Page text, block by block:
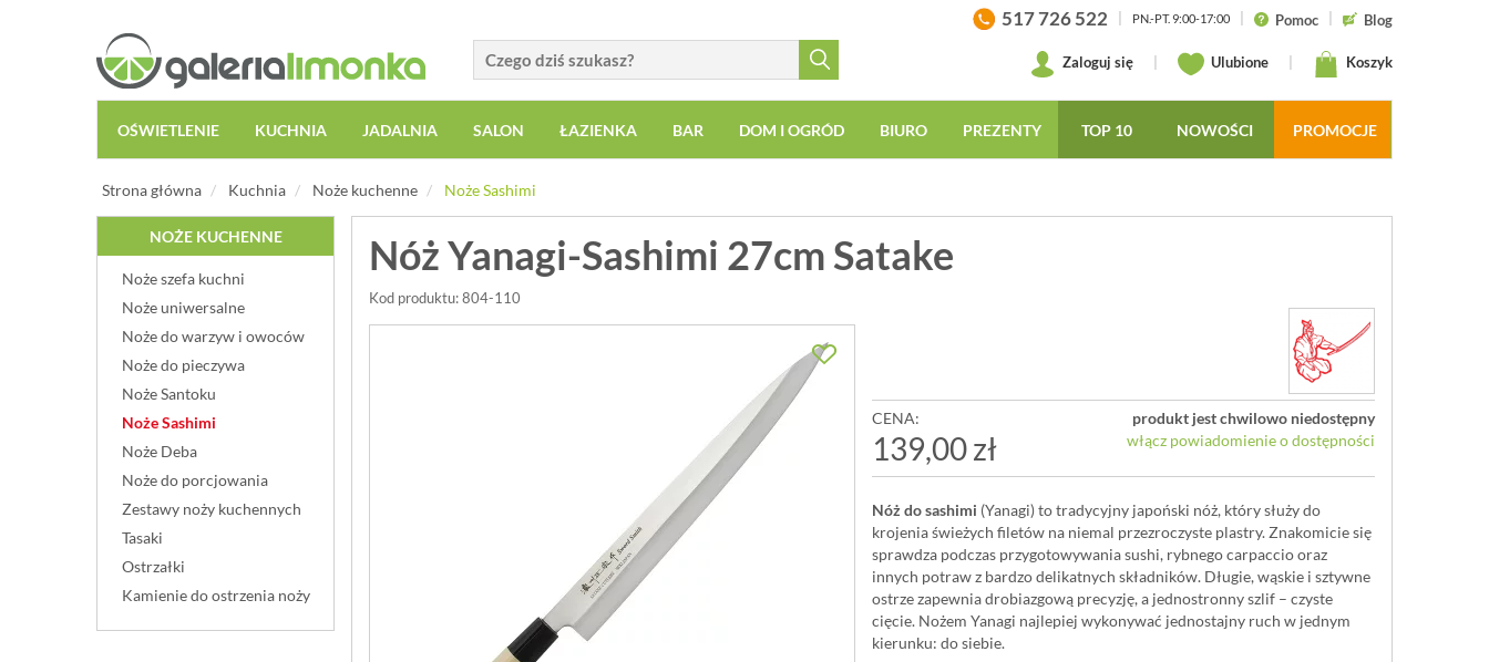
517 726 522 PN.-PT. 9:00-17:00 Pomoc Blog
Zaloguj się Ulubione Koszyk
OŚWIETLENIE KUCHNIA JADALNIA SALON ŁAZIENKA BAR DOM I OGRÓD BIURO PREZENTY TOP 10 NOWOŚCI PROMOCJE
Strona główna Kuchnia Noże kuchenne Noże Sashimi
NOŻE KUCHENNE
Noże szefa kuchni
Noże uniwersalne
Noże do warzyw i owoców
Noże do pieczywa
Noże Santoku
Noże Sashimi
Noże Deba
Noże do porcjowania
Zestawy noży kuchennych
Tasaki
Ostrzałki
Kamienie do ostrzenia noży
Nóż Yanagi-Sashimi 27cm Satake
Kod produktu: 804-110
CENA:
139,00 zł
produkt jest chwilowo niedostępny
włącz powiadomienie o dostępności
Nóż do sashimi (Yanagi) to tradycyjny japoński nóż, który służy do
krojenia świeżych filetów na niemal przezroczyste plastry. Znakomicie się
sprawdza podczas przygotowywania sushi, rybnego carpaccio oraz
innych potraw z bardzo delikatnych składników. Długie, wąskie i sztywne
ostrze zapewnia drobiazgową precyzję, a jednostronny szlif – czyste
cięcie. Nożem Yanagi najlepiej wykonywać jednostajny ruch w jednym
kierunku: do siebie.